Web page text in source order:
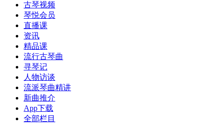
古琴视频
琴悦会员
直播课
资讯
精品课
流行古琴曲
寻琴记
人物访谈
流派琴曲精讲
新曲推介
App下载
全部栏目